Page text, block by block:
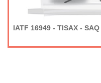
IATF 16949 - TISAX -